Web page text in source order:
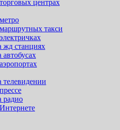
центрах
такси
жд станциях
автобусах
телевидении
радио